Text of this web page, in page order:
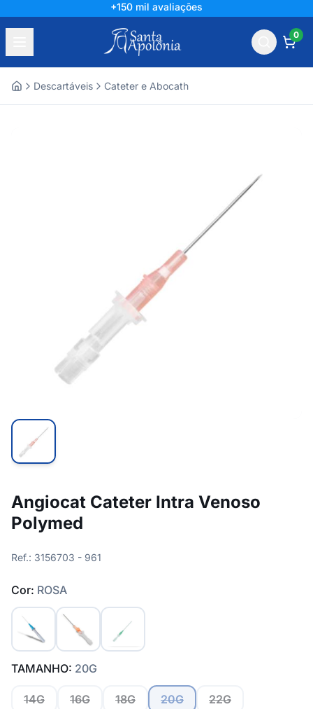
+150 mil avaliações
0
Descartáveis Cateter e Abocath
Angiocat Cateter Intra Venoso
Polymed
Ref.: 3156703 - 961
Cor: ROSA
TAMANHO: 20G
14G 16G 18G 20G 22G